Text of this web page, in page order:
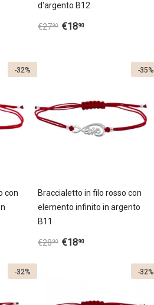
d'argento B12
€2790 €1890
con
-32%
Braccialetto in filo rosso con
elemento infinito in argento
B11
€2890 €1890
-35%
-32% -32%